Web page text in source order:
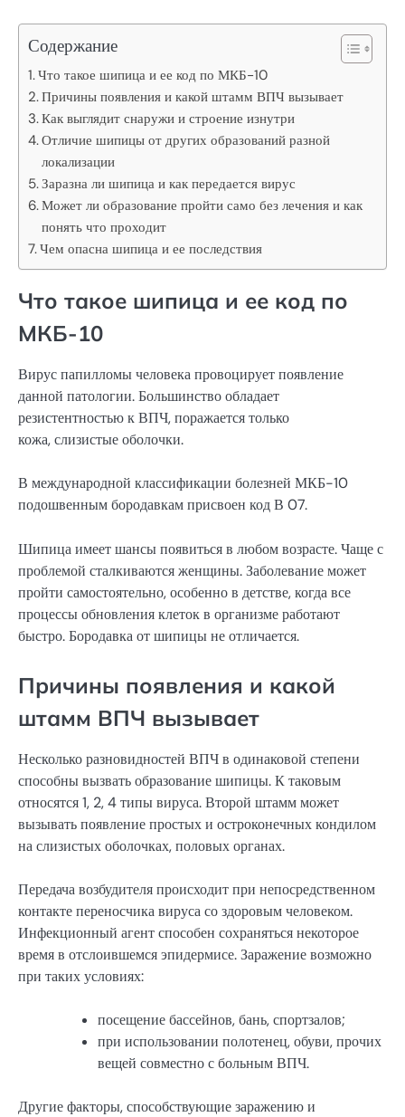
Содержание
Что такое шипица и ее код по МКБ-10
Причины появления и какой штамм ВПЧ вызывает
Как выглядит снаружи и строение изнутри
Отличие шипицы от других образований разной
локализации
Заразна ли шипица и как передается вирус
Может ли образование пройти само без лечения и как
понять что проходит
Чем опасна шипица и ее последствия
Что такое шипица и ее код по
МКБ-10
Вирус папилломы человека провоцирует появление
данной патологии. Большинство обладает
резистентностью к ВПЧ, поражается только
кожа, слизистые оболочки.
В международной классификации болезней МКБ-10
подошвенным бородавкам присвоен код В 07.
Шипица имеет шансы появиться в любом возрасте. Чаще с
проблемой сталкиваются женщины. Заболевание может
пройти самостоятельно, особенно в детстве, когда все
процессы обновления клеток в организме работают
быстро. Бородавка от шипицы не отличается.
Причины появления и какой
штамм ВПЧ вызывает
Несколько разновидностей ВПЧ в одинаковой степени
способны вызвать образование шипицы. К таковым
относятся 1, 2, 4 типы вируса. Второй штамм может
вызывать появление простых и остроконечных кондилом
на слизистых оболочках, половых органах.
Передача возбудителя происходит при непосредственном
контакте переносчика вируса со здоровым человеком.
Инфекционный агент способен сохраняться некоторое
время в отслоившемся эпидермисе. Заражение возможно
при таких условиях:
посещение бассейнов, бань, спортзалов;
при использовании полотенец, обуви, прочих
вещей совместно с больным ВПЧ.
Другие факторы, способствующие заражению и